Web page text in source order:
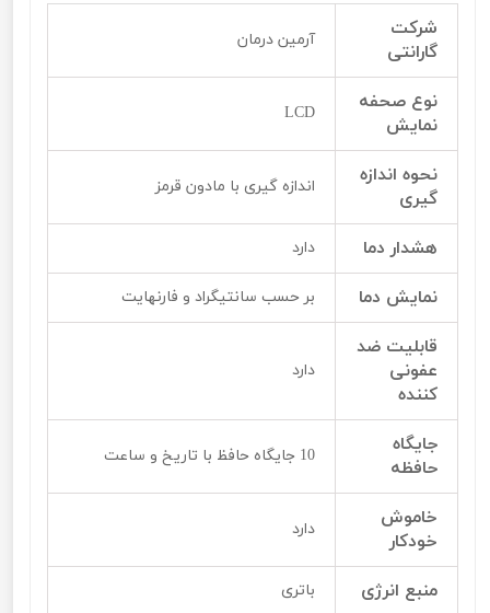
شرکت
گارانتی
آرمین درمان
نوع صحفه
نمایش
LCD
نحوه اندازه
گیری
اندازه گیری با مادون قرمز
هشدار دما دارد
نمایش دما بر حسب سانتیگراد و فارنهایت
قابلیت ضد
عفونی
کننده
دارد
جایگاه
حافظه
10 جایگاه حافظ با تاریخ و ساعت
خاموش
خودکار
دارد
منبع انرژی باتری